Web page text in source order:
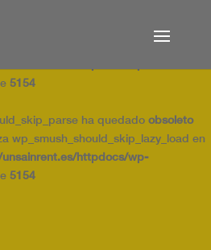
wp_smush_should_skip_lazy_load en
5154
ha quedado obsoleto
wp_smush_should_skip_lazy_load en
httpdocs/wp-
5154